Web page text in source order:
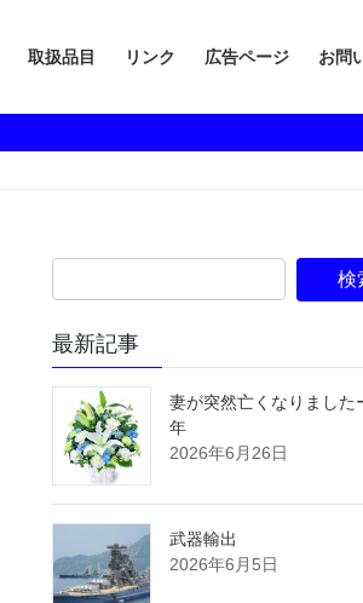
取扱品目 リンク 広告ページ お問
最新記事
妻が突然亡くなりました
年
2026年6月26日
武器輸出
2026年6月5日